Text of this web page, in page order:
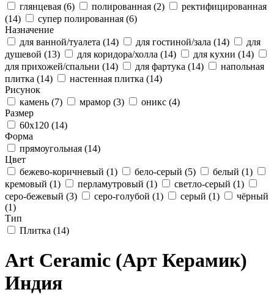
глянцевая (6) полированная (2)
ректифицированная
(14)
супер полированная (6)
Назначение
для ванной/туалета (14) для гостиной/зала (14)
для
душевой (13) для коридора/холла (14) для кухни (14)
для прихожей/спальни (14) для фартука (14)
напольная
плитка (14) настенная плитка (14)
Рисунок
камень (7) мрамор (3) оникс (4)
Размер
60x120 (14)
Форма
прямоугольная (14)
Цвет
бежево-коричневый (1) бело-серый (5) белый (1)
кремовый (1) перламутровый (1) светло-серый (1)
серо-бежевый (3) серо-голубой (1) серый (1)
чёрный
(1)
Тип
Плитка (14)
Art Ceramic (Арт Керамик)
Индия